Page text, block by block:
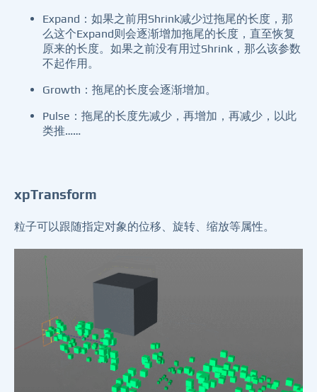
Expand：如果之前用Shrink减少过拖尾的长度，那
么这个Expand则会逐渐增加拖尾的长度，直至恢复
原来的长度。如果之前没有用过Shrink，那么该参数
不起作用。
Growth：拖尾的长度会逐渐增加。
Pulse：拖尾的长度先减少，再增加，再减少，以此
类推……
xpTransform
粒子可以跟随指定对象的位移、旋转、缩放等属性。